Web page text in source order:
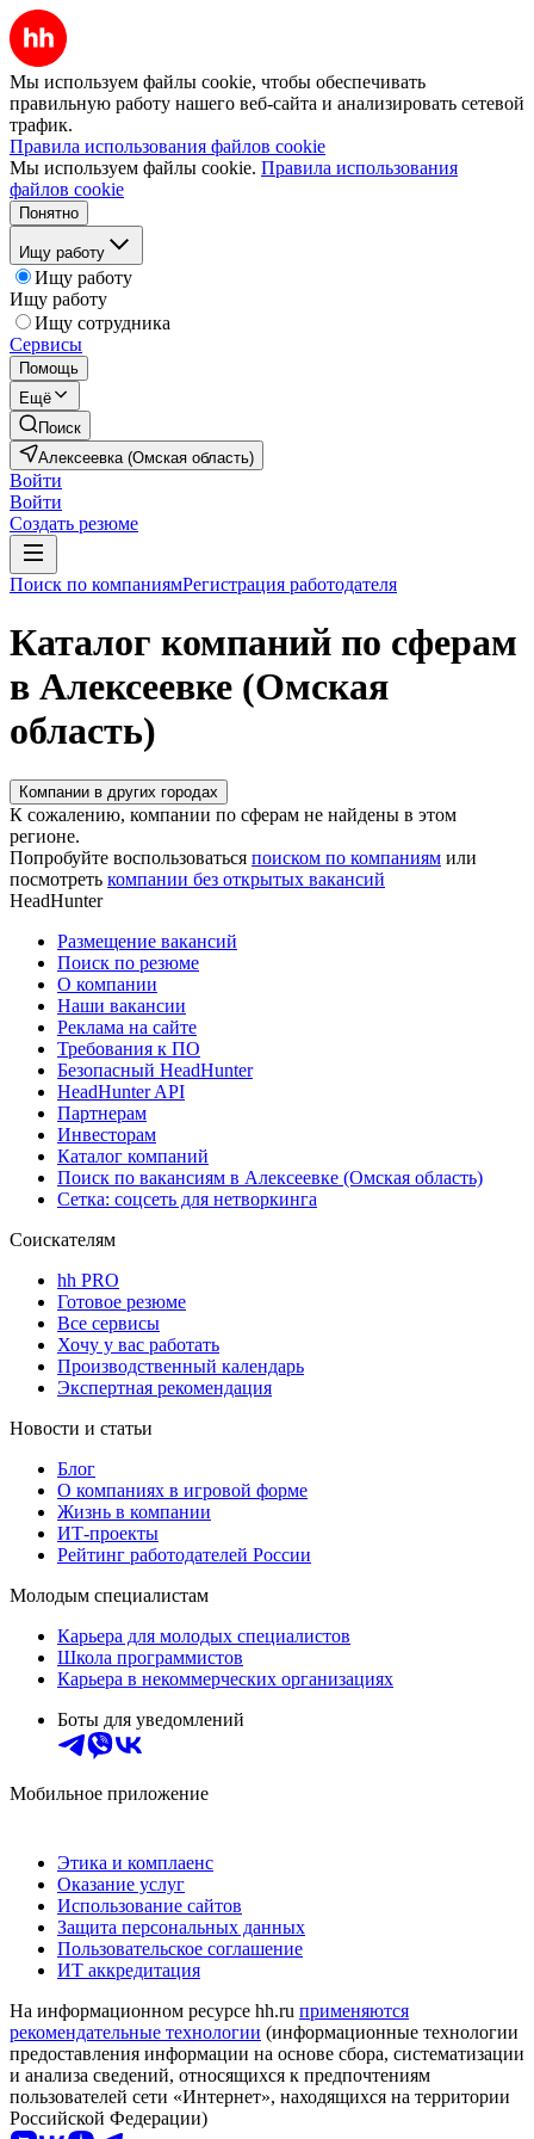
Мы используем файлы cookie, чтобы обеспечивать
правильную работу нашего веб-сайта и анализировать сетевой
трафик.
Правила использования файлов cookie
Мы используем файлы cookie. Правила использования
файлов cookie
Понятно
Ищу работу
Ищу работу
Ищу работу
Ищу сотрудника
Сервисы
Помощь
Ещё
Поиск
Алексеевка (Омская область)
Войти
Войти
Создать резюме
Поиск по компаниямРегистрация работодателя
Каталог компаний по сферам
в Алексеевке (Омская
область)
Компании в других городах
К сожалению, компании по сферам не найдены в этом
регионе.
Попробуйте воспользоваться поиском по компаниям или
посмотреть компании без открытых вакансий
HeadHunter
Размещение вакансий
Поиск по резюме
О компании
Наши вакансии
Реклама на сайте
Требования к ПО
Безопасный HeadHunter
HeadHunter API
Партнерам
Инвесторам
Каталог компаний
Поиск по вакансиям в Алексеевке (Омская область)
Сетка: соцсеть для нетворкинга
Соискателям
hh PRO
Готовое резюме
Все сервисы
Хочу у вас работать
Производственный календарь
Экспертная рекомендация
Новости и статьи
Блог
О компаниях в игровой форме
Жизнь в компании
ИТ-проекты
Рейтинг работодателей России
Молодым специалистам
Карьера для молодых специалистов
Школа программистов
Карьера в некоммерческих организациях
Боты для уведомлений
Мобильное приложение
Этика и комплаенс
Оказание услуг
Использование сайтов
Защита персональных данных
Пользовательское соглашение
ИТ аккредитация
На информационном ресурсе hh.ru применяются
рекомендательные технологии (информационные технологии
предоставления информации на основе сбора, систематизации
и анализа сведений, относящихся к предпочтениям
пользователей сети «Интернет», находящихся на территории
Российской Федерации)